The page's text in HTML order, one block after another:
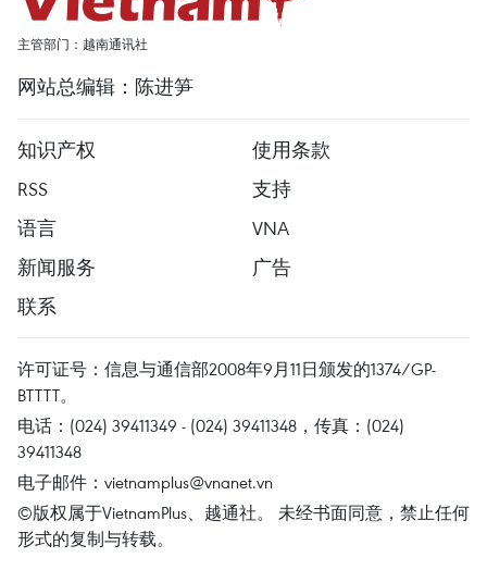
主管部门：越南通讯社
网站总编辑：陈进笋
知识产权
使用条款
RSS
支持
语言
VNA
新闻服务
广告
联系
许可证号：信息与通信部2008年9月11日颁发的1374/GP-
BTTTT。
电话：(024) 39411349 - (024) 39411348，传真：(024)
39411348
电子邮件： vietnamplus@vnanet.vn
©版权属于VietnamPlus、越通社。 未经书面同意，禁止任何
形式的复制与转载。